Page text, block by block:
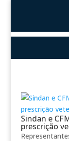
Sindan e
prescrição